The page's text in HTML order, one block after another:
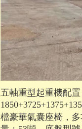
五軸重型起重機配置：
檔豪華氣囊座椅